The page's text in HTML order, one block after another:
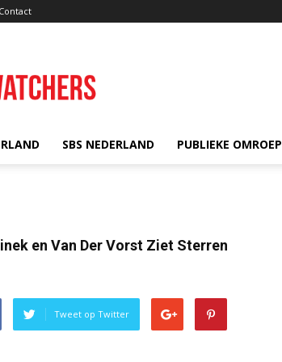
Contact
SBS NEDERLAND PUBLIEKE OMROEP
en Van Der Vorst Ziet Sterren
Tweet op Twitter